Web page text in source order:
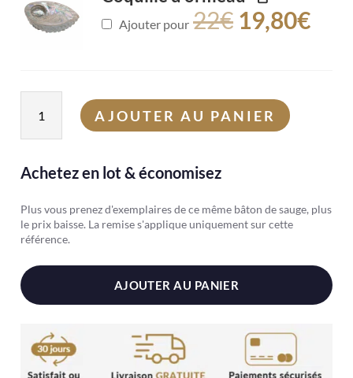
Ajouter pour 22€ 19,80€
Sauge
de
AJOUTER AU PANIER
Achetez en lot & économisez
Plus vous prenez d'exemplaires de ce même bâton de sauge, plus
le prix baisse. La remise s'applique uniquement sur cette
référence.
AJOUTER AU PANIER